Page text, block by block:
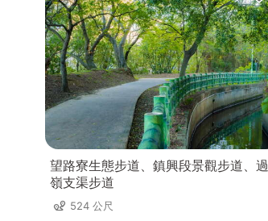
望路寮生態步道、鎮興段景觀步道、過
嶺支渠步道
524 公尺